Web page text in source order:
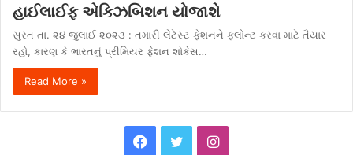
હાઈલાઈફ એક્ઝિબિશન યોજાશે
સુરત તા. ૨૪ જુલાઈ ૨૦૨૩ : તમારી લેટેસ્ટ ફેશનને ફ્લોન્ટ કરવા માટે તૈયાર
રહો, કારણ કે ભારતનું પ્રીમિયર ફેશન શોકેસ…
Read More »
I